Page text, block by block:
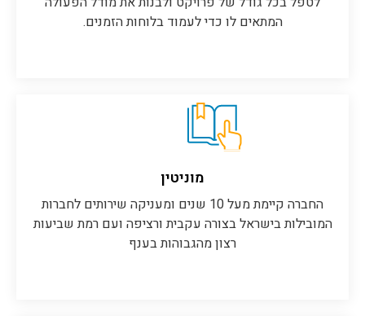
המתאים לו כדי לעמוד בלוחות הזמנים.
מוניטין
החברה קיימת מעל 10 שנים ומעניקה שירותים לחברות
המובילות בישראל בצורה עקבית ורציפה ועם רמת שביעות
רצון מהגבוהות בענף